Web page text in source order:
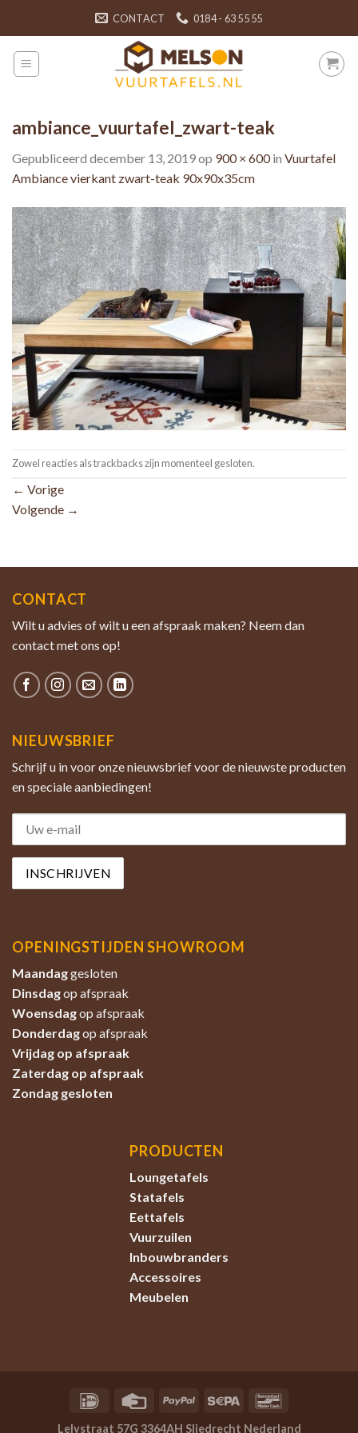
content
CONTACT 0184 - 63 55 55
ambiance_vuurtafel_zwart-teak
Gepubliceerd december 13, 2019op 900 × 600in Vuurtafel
Ambiance vierkant zwart-teak 90x90x35cm
Zowel reacties als trackbacks zijn momenteel gesloten.
← Vorige
Volgende →
CONTACT
Wilt u advies of wilt u een afspraak maken? Neem dan
contact met ons op!
NIEUWSBRIEF
Schrijf u in voor onze nieuwsbrief voor de nieuwste producten
en speciale aanbiedingen!
OPENINGSTIJDEN SHOWROOM
Maandaggesloten
Dinsdagop afspraak
Woensdagop afspraak
Donderdagop afspraak
Vrijdag op afspraak
Zaterdag op afspraak
Zondag gesloten
PRODUCTEN
Loungetafels
Statafels
Eettafels
Vuurzuilen
Inbouwbranders
Accessoires
Meubelen
Lelystraat 57G 3364AH Sliedrecht Nederland